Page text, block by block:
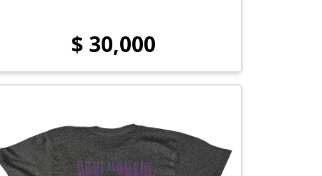
$ 30,000